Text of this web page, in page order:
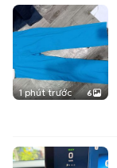
1 phút trước 6